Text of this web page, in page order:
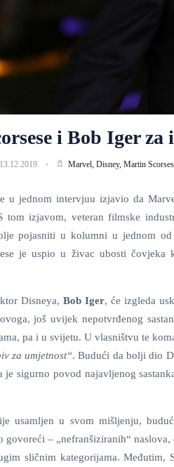
i Bob Iger za
13.12.2019. Marvel, Disney, Martin
u jednom intervjuu izjavio da
tom izjavom, veteran filmske
pojasniti u kolumni u jednom
je uspio u živac ubosti
Disneya, Bob Iger, će izgleda
još uvijek nepotvrđenog
pa i u svijetu. U vlasništvu te
za umjetnost“. Budući da bolji dio
sigurno povod najavljenog
usamljen u svom mišljenju,
govoreći – „nefranšiziranih“
sličnim kategorijama. Međutim,